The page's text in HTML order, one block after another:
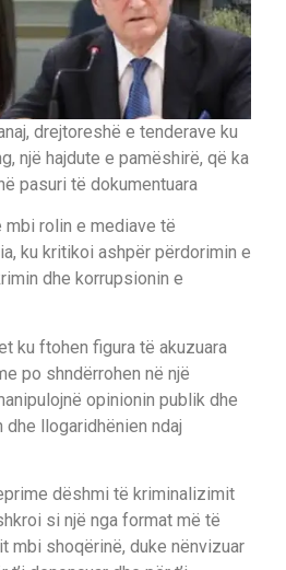
drejtoreshë e tenderave ku
një hajdute e pamëshirë, që ka
pasuri të dokumentuara
rolin e mediave të
ku kritikoi ashpër përdorimin e
dhe korrupsionin e
ku ftohen figura të akuzuara
po shndërrohen në një
opinionin publik dhe
dhe llogaridhënien ndaj
dëshmi të kriminalizimit
si një nga format më të
mbi shoqërinë, duke nënvizuar